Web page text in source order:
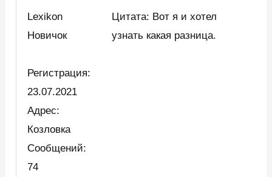
Lexikon
Новичок
Регистрация:
23.07.2021
Адрес:
Козловка
Сообщений:
74
Цитата: Вот я и хотел
узнать какая разница.